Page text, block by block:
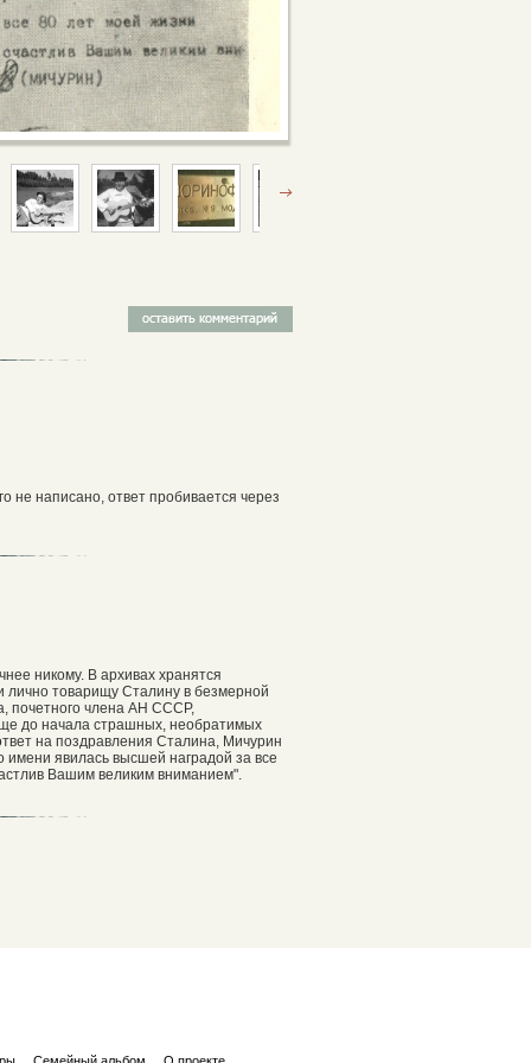
не написано, ответ пробивается через
никому. В архивах хранятся
лично товарищу Сталину в безмерной
почетного члена АН СССР,
до начала страшных, необратимых
на поздравления Сталина, Мичурин
явилась высшей наградой за все
Вашим великим вниманием".